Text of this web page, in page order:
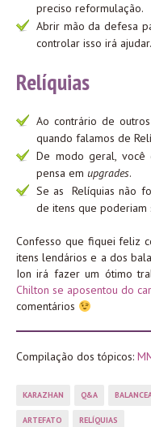
preciso reformulação.
Abrir mão da defesa
controlar isso irá ajudar.
Relíquias
Ao contrário de
quando falamos de
De modo geral,
pensa em upgrades.
Se as Relíquias não
de itens que poderiam
Confesso que fiquei feliz
itens lendários e a dos
Ion irá fazer um ótimo
Chilton se aposentou do
comentários
Compilação dos tópicos:
KARAZHAN Q&A
ARTEFATO RELÍQUIAS